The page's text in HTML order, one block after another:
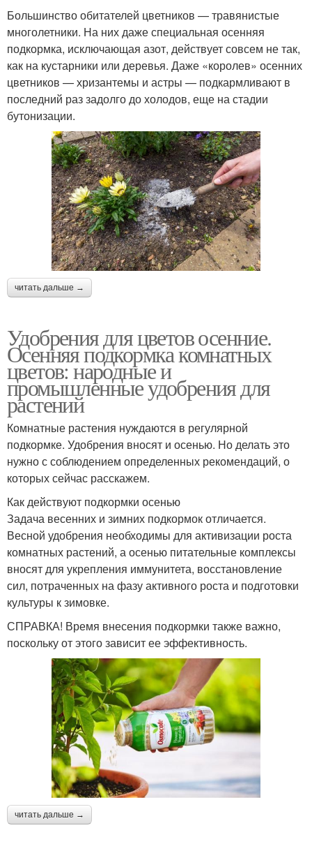
Большинство обитателей цветников — травянистые
многолетники. На них даже специальная осенняя
подкормка, исключающая азот, действует совсем не так,
как на кустарники или деревья. Даже «королев» осенних
цветников — хризантемы и астры — подкармливают в
последний раз задолго до холодов, еще на стадии
бутонизации.
читать дальше →
Удобрения для цветов осенние.
Осенняя подкормка комнатных
цветов: народные и
промышленные удобрения для
растений
Комнатные растения нуждаются в регулярной
подкормке. Удобрения вносят и осенью. Но делать это
нужно с соблюдением определенных рекомендаций, о
которых сейчас расскажем.
Как действуют подкормки осенью
Задача весенних и зимних подкормок отличается.
Весной удобрения необходимы для активизации роста
комнатных растений, а осенью питательные комплексы
вносят для укрепления иммунитета, восстановление
сил, потраченных на фазу активного роста и подготовки
культуры к зимовке.
СПРАВКА! Время внесения подкормки также важно,
поскольку от этого зависит ее эффективность.
читать дальше →